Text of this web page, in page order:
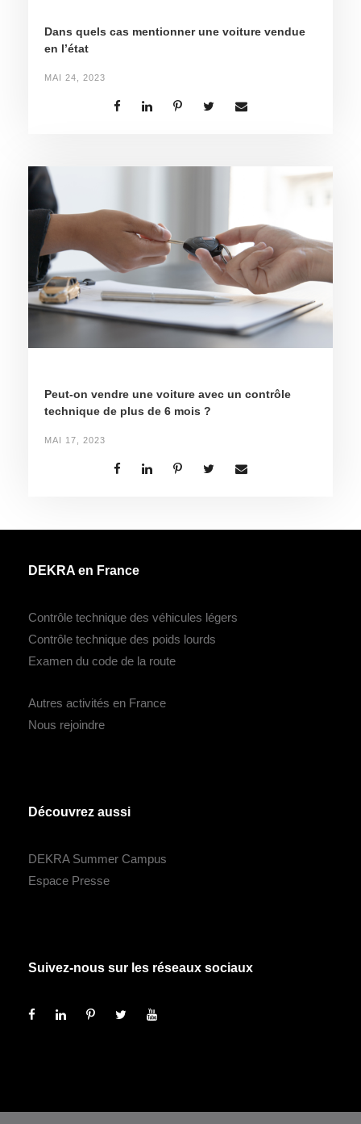
Dans quels cas mentionner une voiture vendue
en l’état
MAI 24, 2023
Peut-on vendre une voiture avec un contrôle
technique de plus de 6 mois ?
MAI 17, 2023
DEKRA en France
Contrôle technique des véhicules légers
Contrôle technique des poids lourds
Examen du code de la route
Autres activités en France
Nous rejoindre
Découvrez aussi
DEKRA Summer Campus
Espace Presse
Suivez-nous sur les réseaux sociaux